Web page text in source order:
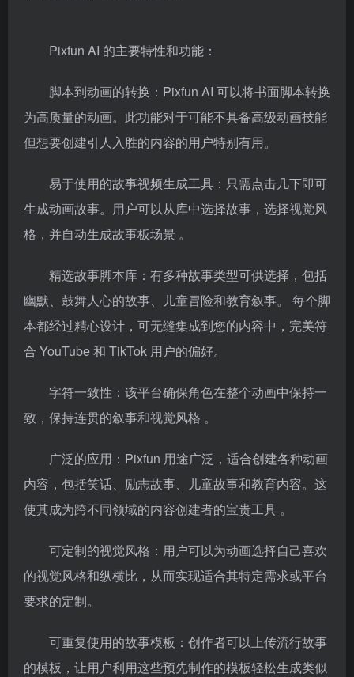
Pixfun AI 的主要特性和功能：
脚本到动画的转换： Pixfun AI 可以将书面脚本转换
为高质量的动画。此功能对于可能不具备高级动画技能
但想要创建引人入胜的内容的用户特别有用。
易于使用的故事视频生成工具： 只需点击几下即可
生成动画故事。用户可以从库中选择故事，选择视觉风
格，并自动生成故事板场景 。
精选故事脚本库：有多种故事类型可供选择，包括
幽默、鼓舞人心的故事、儿童冒险和教育叙事。 每个脚
本都经过精心设计，可无缝集成到您的内容中，完美符
合 YouTube 和 TikTok 用户的偏好。
字符一致性： 该平台确保角色在整个动画中保持一
致，保持连贯的叙事和视觉风格 。
广泛的应用： Pixfun 用途广泛，适合创建各种动画
内容，包括笑话、励志故事、儿童故事和教育内容。这
使其成为跨不同领域的内容创建者的宝贵工具 。
可定制的视觉风格： 用户可以为动画选择自己喜欢
的视觉风格和纵横比，从而实现适合其特定需求或平台
要求的定制。
可重复使用的故事模板：创作者可以上传流行故事
的模板，让用户利用这些预先制作的模板轻松生成类似